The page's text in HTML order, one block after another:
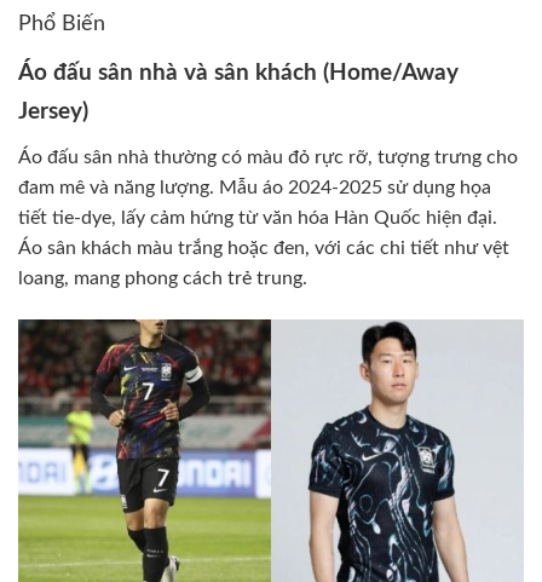
Phổ Biến
Áo đấu sân nhà và sân khách (Home/Away
Jersey)
Áo đấu sân nhà thường có màu đỏ rực rỡ, tượng trưng cho
đam mê và năng lượng. Mẫu áo 2024-2025 sử dụng họa
tiết tie-dye, lấy cảm hứng từ văn hóa Hàn Quốc hiện đại.
Áo sân khách màu trắng hoặc đen, với các chi tiết như vệt
loang, mang phong cách trẻ trung.